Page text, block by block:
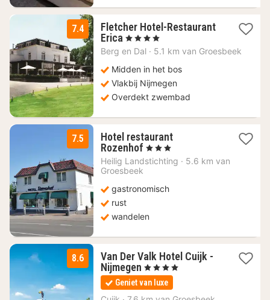
7.4
Fletcher Hotel-Restaurant
Erica 1
nacht
73
€
, 4 Sterren
Berg en Dal · 5.1 km van Groesbeek
Midden in het bos
Vlakbij Nijmegen
Overdekt zwembad
7.5
Hotel restaurant
Rozenhof 1
nacht
€
, 3 Sterren
Heilig Landstichting · 5.6 km van
Groesbeek
gastronomisch
rust
wandelen
8.6
Van Der Valk Hotel Cuijk -
Nijmegen 1
nacht
vanaf
, 4 Sterren
Geniet van luxe